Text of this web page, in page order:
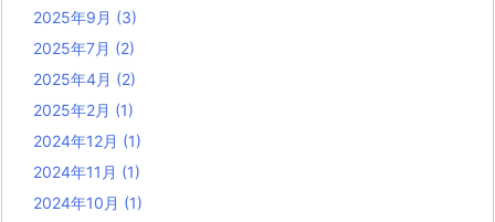
2025年9月 (3)
2025年7月 (2)
2025年4月 (2)
2025年2月 (1)
2024年12月 (1)
2024年11月 (1)
2024年10月 (1)